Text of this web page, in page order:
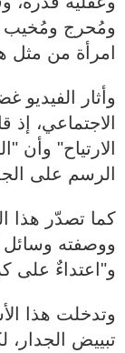
ومُحرج ومُخيب
امرأة من مثل
وأثار الفيديو
الاجتماعي،
الارتياح"
الرسم على
كما تصدّر هذا
ووصفته وسائل
و"اعتداءٌ على
وتدخلت هذا
تبييض